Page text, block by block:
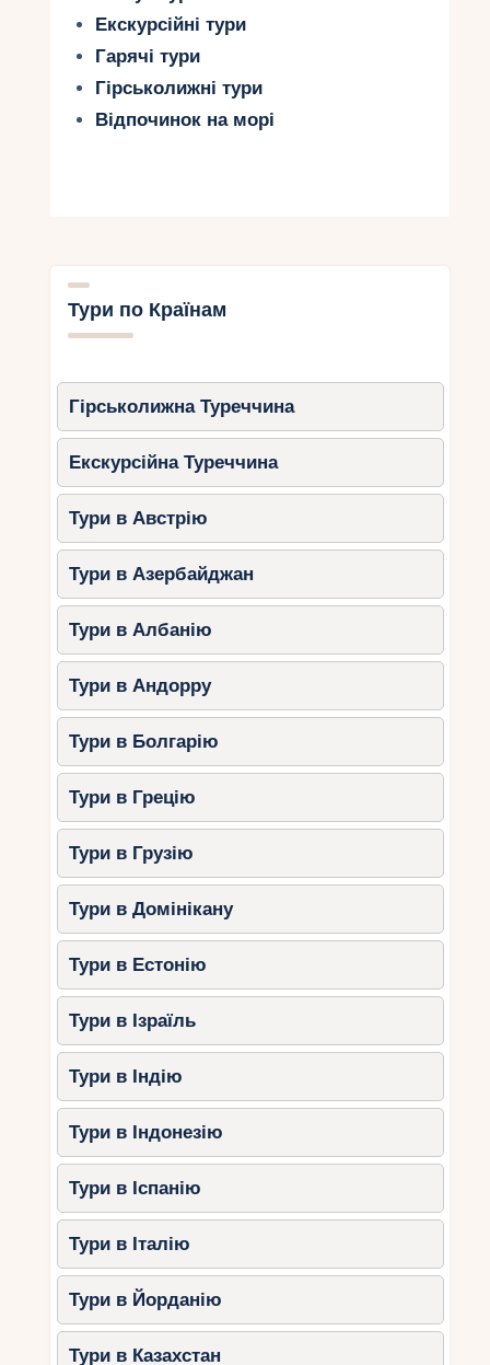
Екскурсійні тури
Гарячі тури
Гірськолижні тури
Відпочинок на морі
Тури по Країнам
Гірськолижна Туреччина
Екскурсійна Туреччина
Тури в Австрію
Тури в Азербайджан
Тури в Албанію
Тури в Андорру
Тури в Болгарію
Тури в Грецію
Тури в Грузію
Тури в Домінікану
Тури в Естонію
Тури в Ізраїль
Тури в Індію
Тури в Індонезію
Тури в Іспанію
Тури в Італію
Тури в Йорданію
Тури в Казахстан